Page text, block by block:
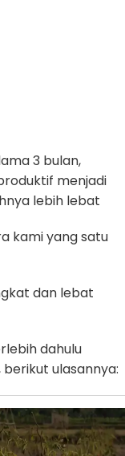
3 bulan,
menjadi
lebih lebat
kami yang satu
dan lebat
dahulu
ulasannya: